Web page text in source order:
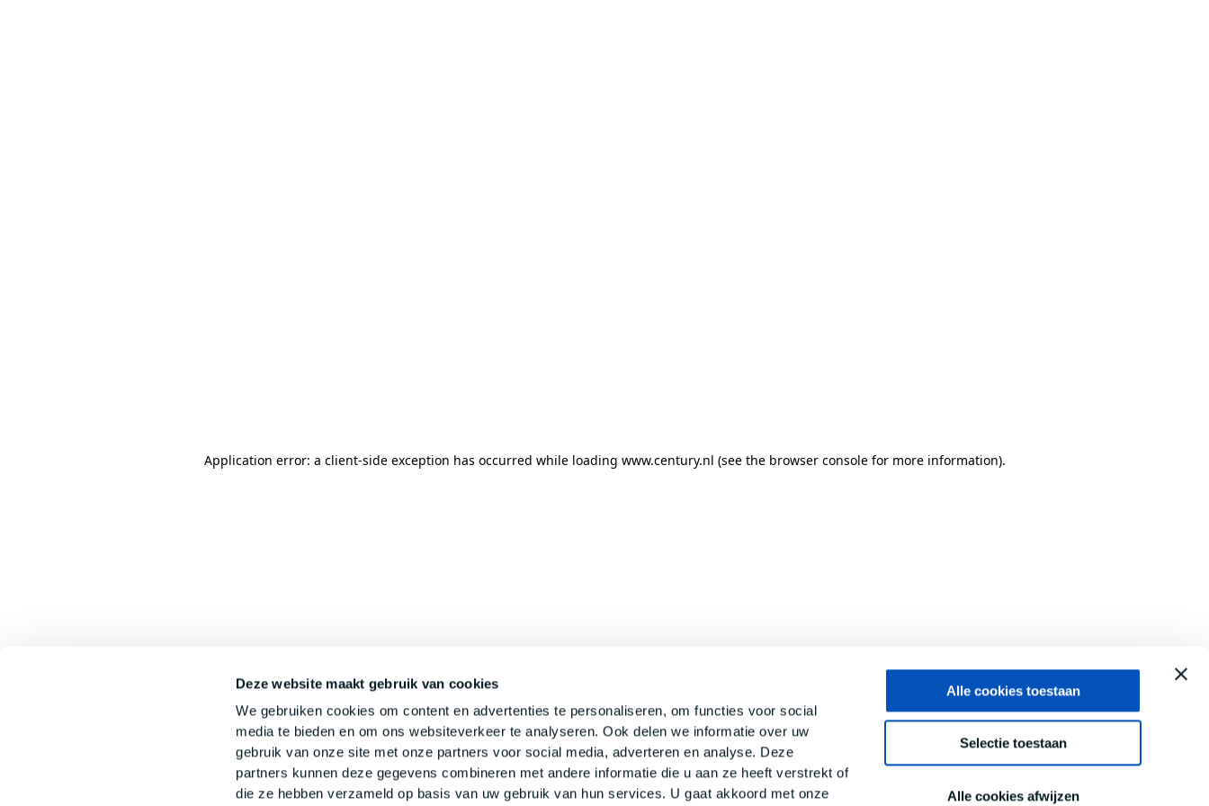
Deze website maakt gebruik van cookies
We gebruiken cookies om content en advertenties te personaliseren, om functies voor social
media te bieden en om ons websiteverkeer te analyseren. Ook delen we informatie over uw
gebruik van onze site met onze partners voor social media, adverteren en analyse. Deze
partners kunnen deze gegevens combineren met andere informatie die u aan ze heeft verstrekt of
die ze hebben verzameld op basis van uw gebruik van hun services. U gaat akkoord met onze
Alle cookies toestaan
Selectie toestaan
Alle cookies afwijzen
Application error: a client-side exception has occurred while loading www.century.nl (see the browser consolefor more information).